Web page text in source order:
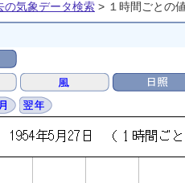
の気象データ検索 > １時間ごとの